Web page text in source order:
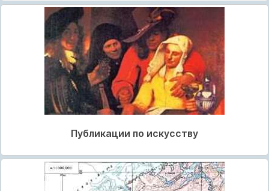
Публикации по искусству